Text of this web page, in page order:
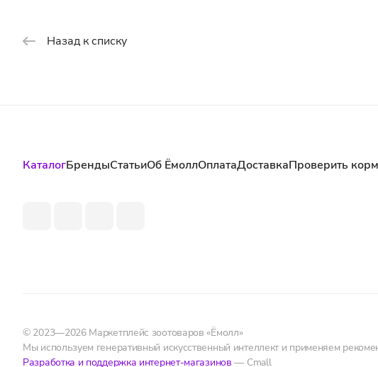
Назад к списку
КаталогБрендыСтатьиОб ЁмоллОплатаДоставкаПроверить корм
© 2023—2026 Маркетплейс зоотоваров «Ёмолл»
Мы используем генеративный искусственный интеллект и применяем
Разработка и поддержка интернет-магазинов — Cmall